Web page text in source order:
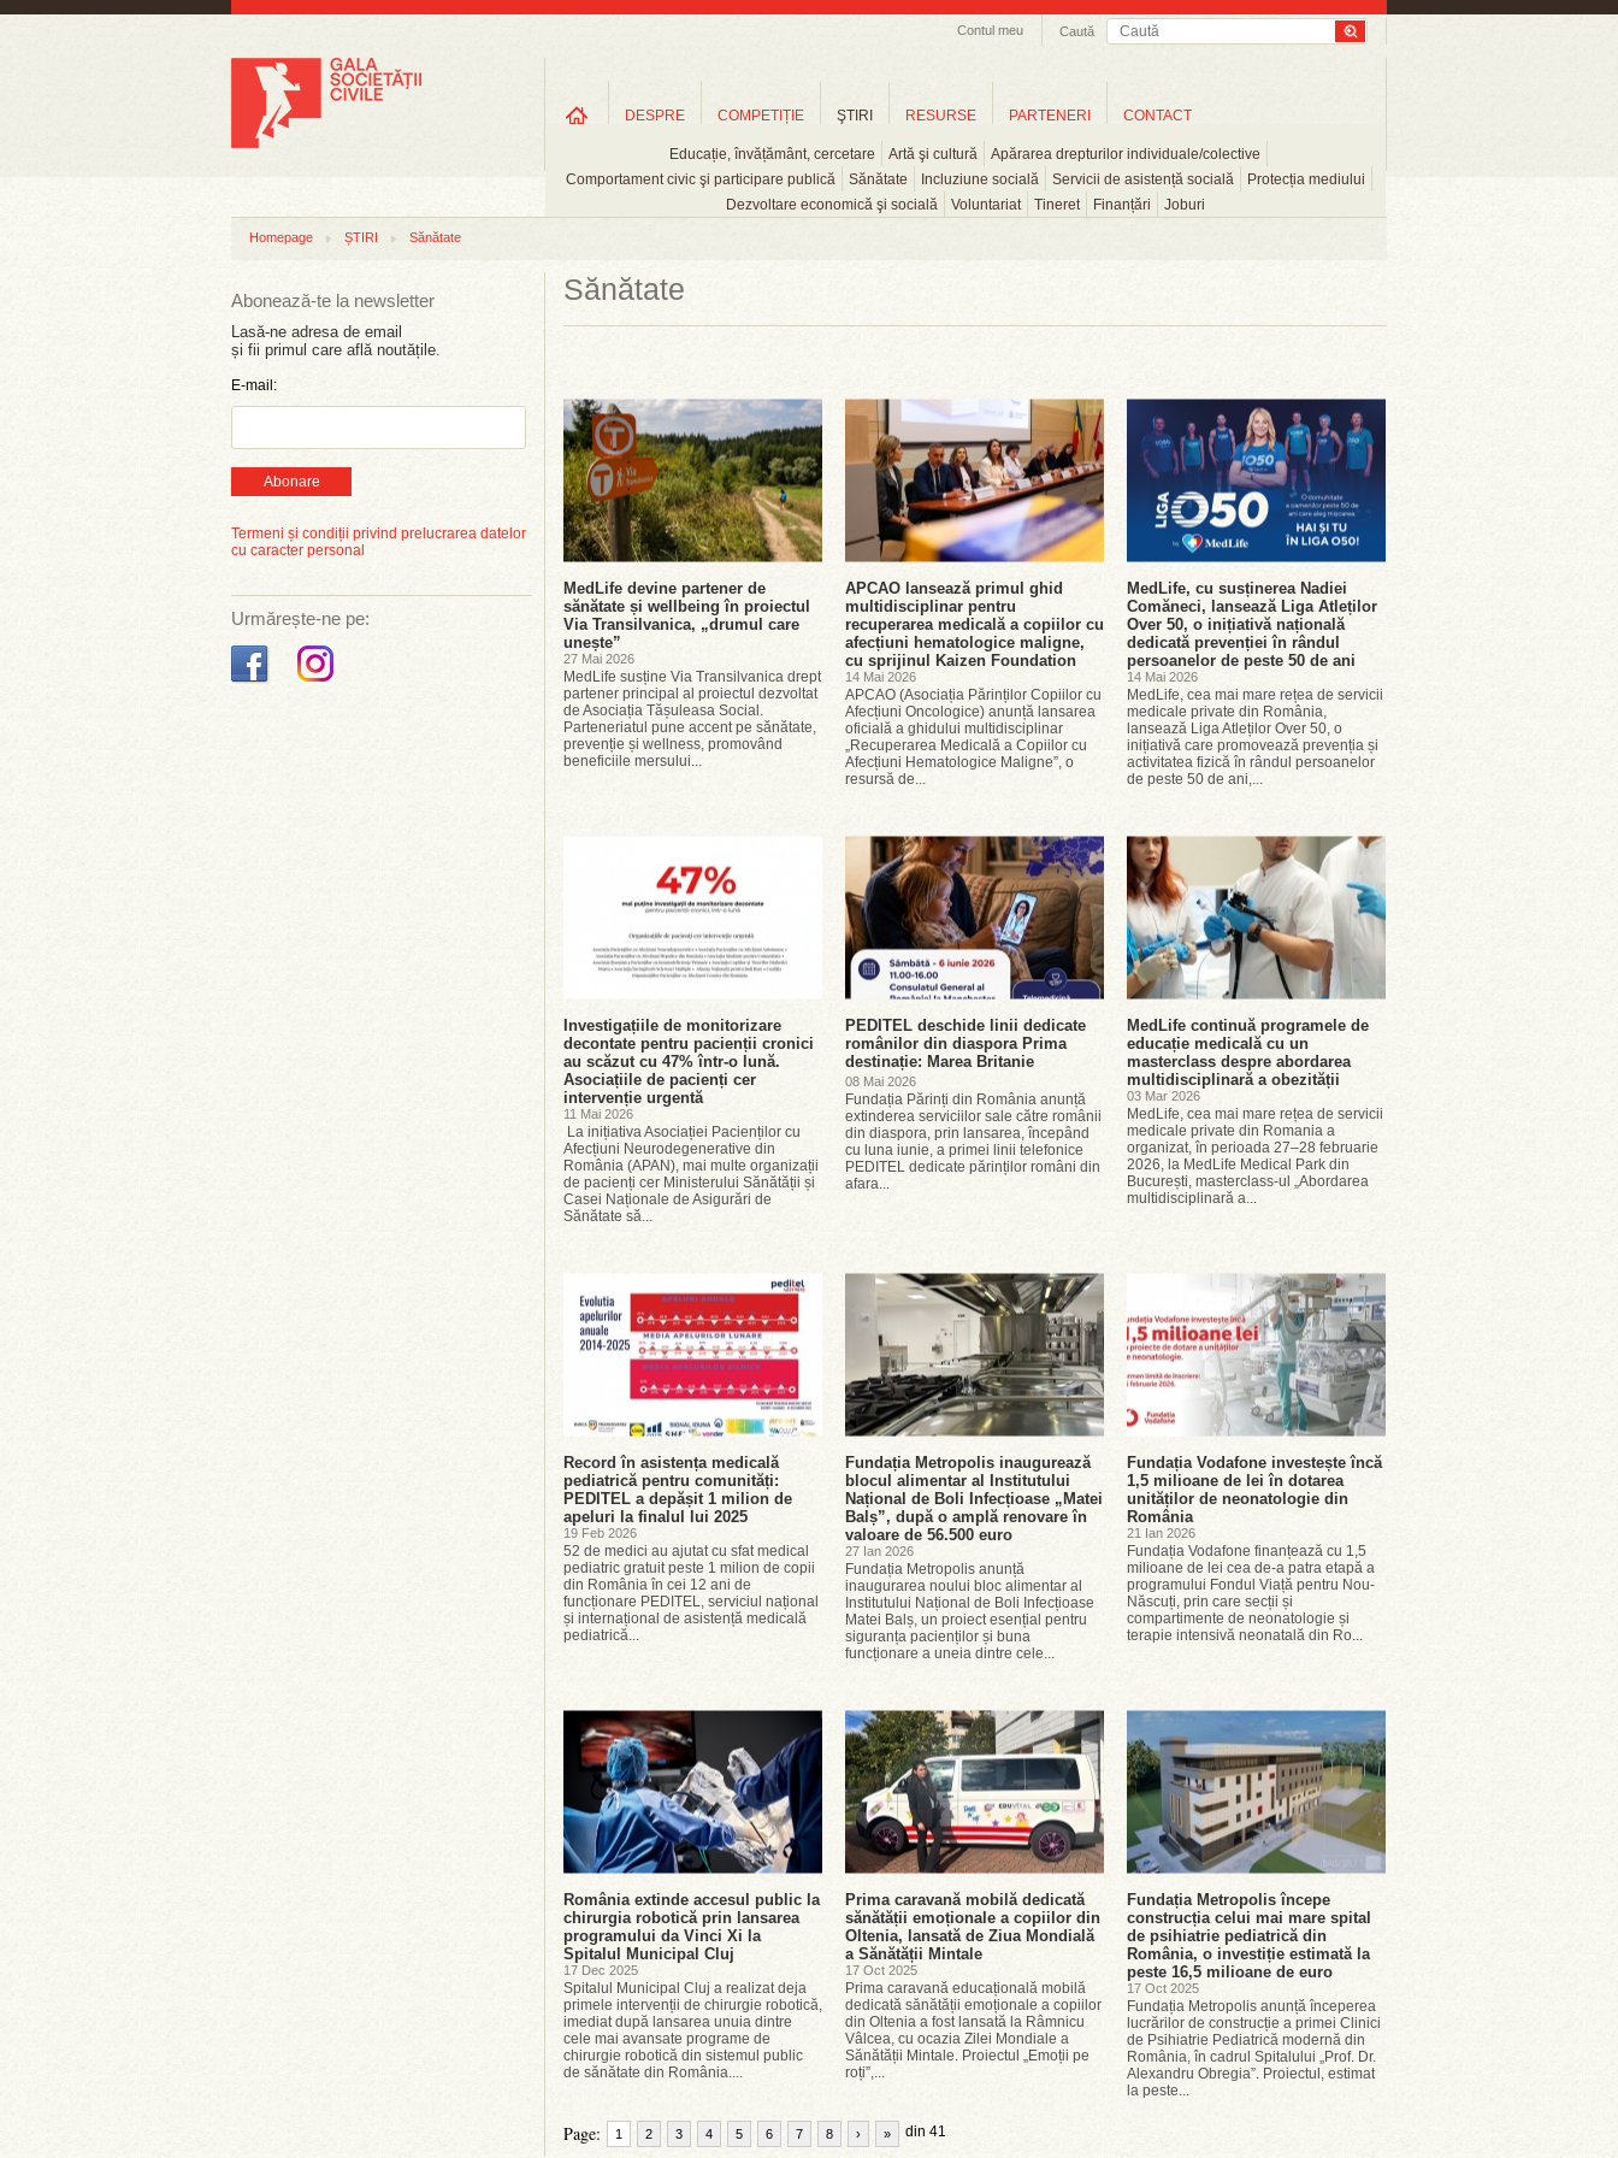
Caută
Contul meu
DESPRE COMPETIȚIE ŞTIRI
Educație, învățământ, cercetare Artă şi cultură
Apărarea drepturilor individuale/colective
Comportament civic şi participare publică
Sănătate Incluziune socială Servicii de asistență socială
Protecția mediului
Dezvoltare economică şi socială
Voluntariat Tineret Finanțări Joburi
RESURSE PARTENERI CONTACT
Homepage ȘTIRI Sănătate
Abonează-te la newsletter
Lasă-ne adresa de email
și fii primul care află noutățile.
E-mail:
Abonare
Termeni și condiții privind prelucrarea datelor
cu caracter personal
Urmărește-ne pe:
Sănătate
MedLife devine partener de
sănătate și wellbeing în proiectul
Via Transilvanica, „drumul care
unește”
27 Mai 2026
MedLife susține Via Transilvanica drept
partener principal al proiectul dezvoltat
de Asociația Tășuleasa Social.
Parteneriatul pune accent pe sănătate,
prevenție și wellness, promovând
beneficiile mersului...
APCAO lansează primul ghid
multidisciplinar pentru
recuperarea medicală a copiilor cu
afecțiuni hematologice maligne,
cu sprijinul Kaizen Foundation
14 Mai 2026
APCAO (Asociația Părinților Copiilor cu
Afecțiuni Oncologice) anunță lansarea
oficială a ghidului multidisciplinar
„Recuperarea Medicală a Copiilor cu
Afecțiuni Hematologice Maligne”, o
resursă de...
MedLife, cu susținerea Nadiei
Comăneci, lansează Liga Atleților
Over 50, o inițiativă națională
dedicată prevenției în rândul
persoanelor de peste 50 de ani
14 Mai 2026
MedLife, cea mai mare rețea de servicii
medicale private din România,
lansează Liga Atleților Over 50, o
inițiativă care promovează prevenția și
activitatea fizică în rândul persoanelor
de peste 50 de ani,...
Investigațiile de monitorizare
decontate pentru pacienții cronici
au scăzut cu 47% într-o lună.
Asociațiile de pacienți cer
intervenție urgentă
11 Mai 2026
La inițiativa Asociației Pacienților cu
Afecțiuni Neurodegenerative din
România (APAN), mai multe organizații
de pacienți cer Ministerului Sănătății și
Casei Naționale de Asigurări de
Sănătate să...
PEDITEL deschide linii dedicate
românilor din diaspora Prima
destinație: Marea Britanie
08 Mai 2026
Fundația Părinți din România anunță
extinderea serviciilor sale către românii
din diaspora, prin lansarea, începând
cu luna iunie, a primei linii telefonice
PEDITEL dedicate părinților români din
afara...
MedLife continuă programele de
educație medicală cu un
masterclass despre abordarea
multidisciplinară a obezității
03 Mar 2026
MedLife, cea mai mare rețea de servicii
medicale private din Romania a
organizat, în perioada 27–28 februarie
2026, la MedLife Medical Park din
București, masterclass-ul „Abordarea
multidisciplinară a...
Record în asistența medicală
pediatrică pentru comunități:
PEDITEL a depășit 1 milion de
apeluri la finalul lui 2025
19 Feb 2026
52 de medici au ajutat cu sfat medical
pediatric gratuit peste 1 milion de copii
din România în cei 12 ani de
funcționare PEDITEL, serviciul național
și internațional de asistență medicală
pediatrică...
Fundația Metropolis inaugurează
blocul alimentar al Institutului
Național de Boli Infecțioase „Matei
Balș”, după o amplă renovare în
valoare de 56.500 euro
27 Ian 2026
Fundația Metropolis anunță
inaugurarea noului bloc alimentar al
Institutului Național de Boli Infecțioase
Matei Balș, un proiect esențial pentru
siguranța pacienților și buna
funcționare a uneia dintre cele...
Fundația Vodafone investește încă
1,5 milioane de lei în dotarea
unităților de neonatologie din
România
21 Ian 2026
Fundația Vodafone finanțează cu 1,5
milioane de lei cea de-a patra etapă a
programului Fondul Viață pentru Nou-
Născuți, prin care secții și
compartimente de neonatologie și
terapie intensivă neonatală din Ro...
România extinde accesul public la
chirurgia robotică prin lansarea
programului da Vinci Xi la
Spitalul Municipal Cluj
17 Dec 2025
Spitalul Municipal Cluj a realizat deja
primele intervenții de chirurgie robotică,
imediat după lansarea unuia dintre
cele mai avansate programe de
chirurgie robotică din sistemul public
de sănătate din România....
Prima caravană mobilă dedicată
sănătății emoționale a copiilor din
Oltenia, lansată de Ziua Mondială
a Sănătății Mintale
17 Oct 2025
Prima caravană educațională mobilă
dedicată sănătății emoționale a copiilor
din Oltenia a fost lansată la Râmnicu
Vâlcea, cu ocazia Zilei Mondiale a
Sănătății Mintale. Proiectul „Emoții pe
roți”,...
Fundația Metropolis începe
construcția celui mai mare spital
de psihiatrie pediatrică din
România, o investiție estimată la
peste 16,5 milioane de euro
17 Oct 2025
Fundația Metropolis anunță începerea
lucrărilor de construcție a primei Clinici
de Psihiatrie Pediatrică modernă din
România, în cadrul Spitalului „Prof. Dr.
Alexandru Obregia”. Proiectul, estimat
la peste...
Page: 1 2 3 4 5 6 7 8 din 41
› »